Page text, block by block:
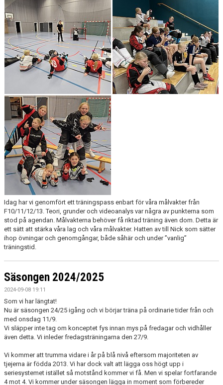
Idag har vi genomfört ett träningspass enbart för våra målvakter från
F10/11/12/13. Teori, grunder och videoanalys var några av punkterna som
stod på agendan. Målvakterna behöver få riktad träning även dom. Detta är
ett sätt att stärka våra lag och våra målvakter. Hatten av till Nick som sätter
ihop övningar och genomgångar, både såhär och under ”vanlig”
träningstid.
Säsongen 2024/2025
2024-09-08 19:11
Som vi har längtat!
Nu är säsongen 24/25 igång och vi börjar träna på ordinarie tider från och
med onsdag 11/9.
Vi släpper inte tag om konceptet fys innan mys på fredagar och vidhåller
även detta. Vi inleder fredagsträningarna den 27/9.
Vi kommer att trumma vidare i år på blå nivå eftersom majoriteten av
tjejerna är födda 2013. Vi har dock valt att lägga oss högt upp i
seriesystemet istället så motstånd kommer vi få. Men vi spelar fortfarande
4 mot 4. Vi kommer under säsongen lägga in moment som förbereder